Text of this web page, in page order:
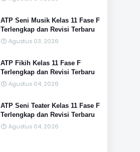
ATP Seni Musik Kelas 11 Fase F
Terlengkap dan Revisi Terbaru
Agustus 03, 2026
ATP Fikih Kelas 11 Fase F
Terlengkap dan Revisi Terbaru
Agustus 04, 2026
ATP Seni Teater Kelas 11 Fase F
Terlengkap dan Revisi Terbaru
Agustus 04, 2026